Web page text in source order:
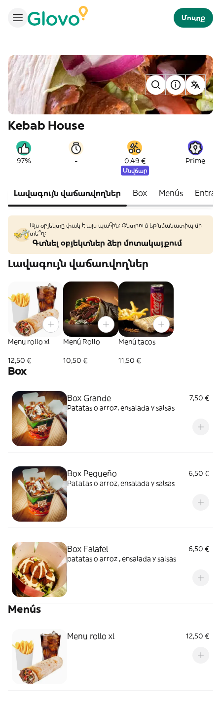
Մուտք
Kebab House
97% - 0,49 €
Անվճար
Prime
Լավագույն վաճառվողներ Box Menús
Այս օբյեկտը փակ է այս պահին: Փնտրում եք նմանատիպ մի
տե՞ղ։
Գտնել օբյեկտներ ձեր մոտակայքում
Լավագույն վաճառվողներ
Menu rollo xl
12,50 €
Menú Rollo
10,50 €
Menú tacos
11,50 €
Box
Box Grande
7,50 €
Patatas o arroz, ensalada y salsas
Box Pequeño
6,50 €
Patatas o arroz, ensalada y salsas
Box Falafel
6,50 €
patatas o arroz , ensalada y salsas
Menús
Menu rollo xl 12,50 €